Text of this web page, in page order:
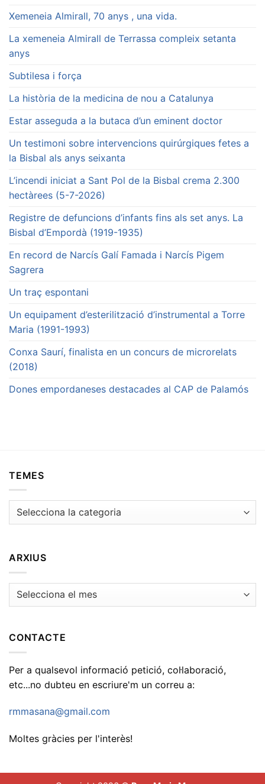
Xemeneia Almirall, 70 anys , una vida.
La xemeneia Almirall de Terrassa compleix setanta
anys
Subtilesa i força
La història de la medicina de nou a Catalunya
Estar asseguda a la butaca d’un eminent doctor
Un testimoni sobre intervencions quirúrgiques fetes a
la Bisbal als anys seixanta
L’incendi iniciat a Sant Pol de la Bisbal crema 2.300
hectàrees (5-7-2026)
Registre de defuncions d’infants fins als set anys. La
Bisbal d’Empordà (1919-1935)
En record de Narcís Galí Famada i Narcís Pigem
Sagrera
Un traç espontani
Un equipament d’esterilització d’instrumental a Torre
Maria (1991-1993)
Conxa Saurí, finalista en un concurs de microrelats
(2018)
Dones empordaneses destacades al CAP de Palamós
TEMES
Temes
ARXIUS
Arxius
CONTACTE
Per a qualsevol informació petició, col·laboració,
etc...no dubteu en escriure'm un correu a:
rmmasana@gmail.com
Moltes gràcies per l'interès!